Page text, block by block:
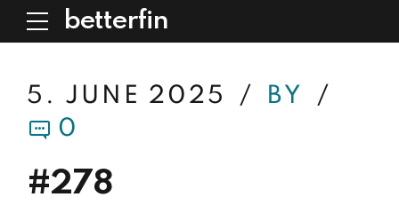
betterfin
5. JUNE 2025
BY
0
#278